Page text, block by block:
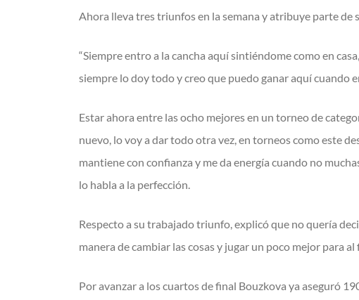
Ahora lleva tres triunfos en la semana y atribuye parte de
“Siempre entro a la cancha aquí sintiéndome como en
siempre lo doy todo y creo que puedo ganar aquí cuando
Estar ahora entre las ocho mejores en un torneo de
nuevo, lo voy a dar todo otra vez, en torneos como este
mantiene con confianza y me da energía cuando no
lo habla a la perfección.
Respecto a su trabajado triunfo, explicó que no quería
manera de cambiar las cosas y jugar un poco mejor para al
Por avanzar a los cuartos de final Bouzkova ya aseguró